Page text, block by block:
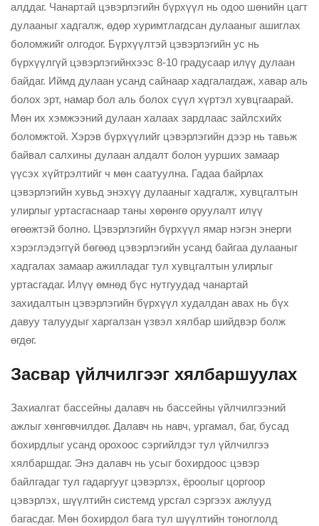
алддаг. Чанартай цэвэрлэгийн бүрхүүл нь одоо шөнийн цагт
дулааныг хадгалж, өдөр хуримтлагдсан дулааныг ашиглах
боломжийг олгодог. Бүрхүүлтэй цэвэрлэгийн ус нь
бүрхүүлгүй цэвэрлэгийнхээс 8-10 градусаар илүү дулаан
байдаг. Иймд дулаан усанд сайнаар хадгалагдаж, хавар аль
болох эрт, намар бол аль болох сүүл хүртэл хувцгаарай.
Мөн их хэмжээний дулаан халаах зардлаас зайлсхийх
боломжтой. Хэрэв бүрхүүлийг цэвэрлэгийн дээр нь тавьж
байвал салхины дулаан алдалт болон уурших замаар
үүсэх хүйтрэлтийг ч мөн саатуулна. Гадаа байрлах
цэвэрлэгийн хувьд энэхүү дулааныг хадгалж, хувцгалтын
улирлыг уртасгаснаар таны хөрөнгө оруулалт илүү
өгөөжтэй болно. Цэвэрлэгийн бүрхүүл ямар нэгэн энерги
хэрэглэдэггүй бөгөөд цэвэрлэгийн усанд байгаа дулааныг
хадгалах замаар ажилладаг тул хувцгалтын улирлыг
уртасгадаг. Илүү өмнөд бүс нутгуудад чанартай
захидалтын цэвэрлэгийн бүрхүүл худалдан авах нь бүх
давуу талуудыг харгалзан үзвэл хялбар шийдвэр болж
өгдөг.
Засвар үйлчилгээг хялбаршуулах
Захиалгат бассейны далавч нь бассейны үйлчилгээний
ажлыг хөнгөвчилдөг. Далавч нь навч, ургамал, баг, бусад
бохирдлыг усанд орохоос сэргийлдэг тул үйлчилгээ
хялбаршдаг. Энэ далавч нь усыг бохирдоос цэвэр
байлгадаг тул гадаргууг цэвэрлэх, ёроолыг цоргоор
цэвэрлэх, шүүлтийн системд урсгал сэргээх ажлууд
багасдаг. Мөн бохирдол бага тул шүүлтийн тоноглолд